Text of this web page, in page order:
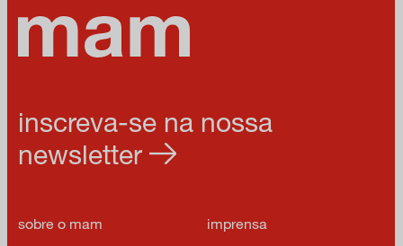
inscreva-se na nossa
newsletter
sobre o mam
imprensa